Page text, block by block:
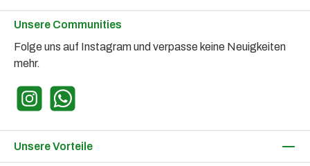
Unsere Communities
Folge uns auf Instagram und verpasse keine Neuigkeiten
mehr.
InstagramWhatsApp
Unsere Vorteile